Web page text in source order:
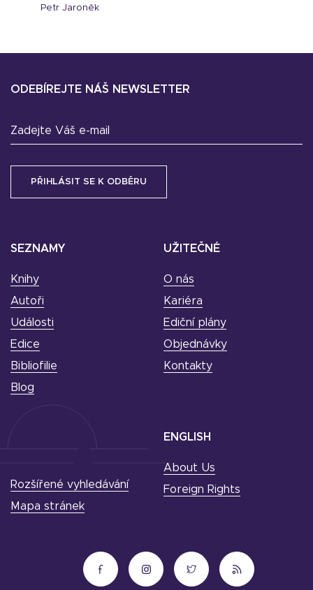
Petr Jaroněk
SEZNAMY
Knihy
Autoři
Události
Edice
Bibliofilie
Blog
UŽITEČNÉ
O nás
Kariéra
Ediční plány
Objednávky
Kontakty
ODEBÍREJTE NÁŠ NEWSLETTER
Zadejte Váš e-mail
ENGLISH
About Us
Foreign Rights
Rozšířené vyhledávání
Mapa stránek